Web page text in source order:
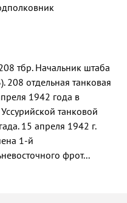
тбр. Начальник штаба
208 отдельная танковая
1942 года в
танковой
15 апреля 1942 г.
1-й
фрот...